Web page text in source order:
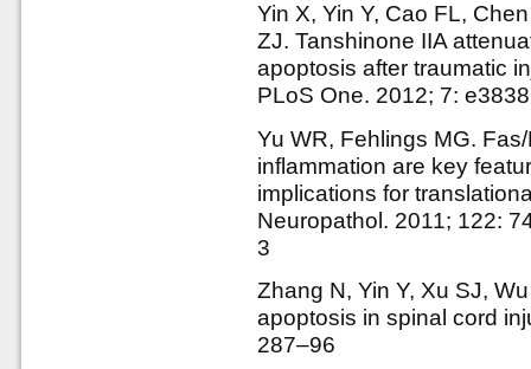
Yin X, Yin Y, Cao FL,
ZJ. Tanshinone IIA
apoptosis after traumatic
PLoS One. 2012; 7:
Yu WR, Fehlings MG.
inflammation are key
implications for
Neuropathol. 2011; 122:
3
Zhang N, Yin Y, Xu SJ,
apoptosis in spinal cord
287–96